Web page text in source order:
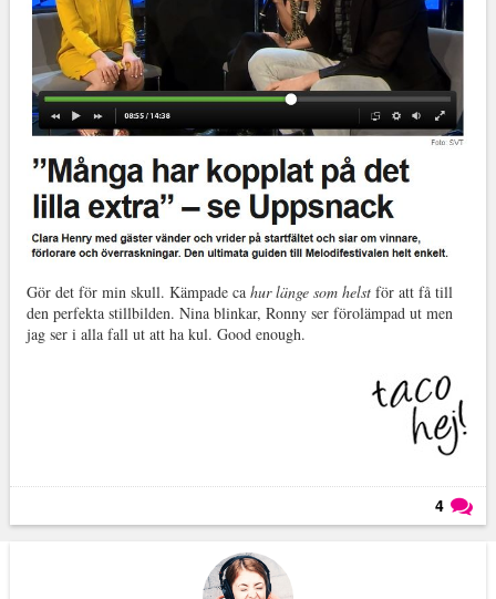
Gör det för min skull. Kämpade ca hur länge som helstför att få till
den perfekta stillbilden. Nina blinkar, Ronny ser förolämpad ut men
jag ser i alla fall ut att ha kul. Good enough.
4